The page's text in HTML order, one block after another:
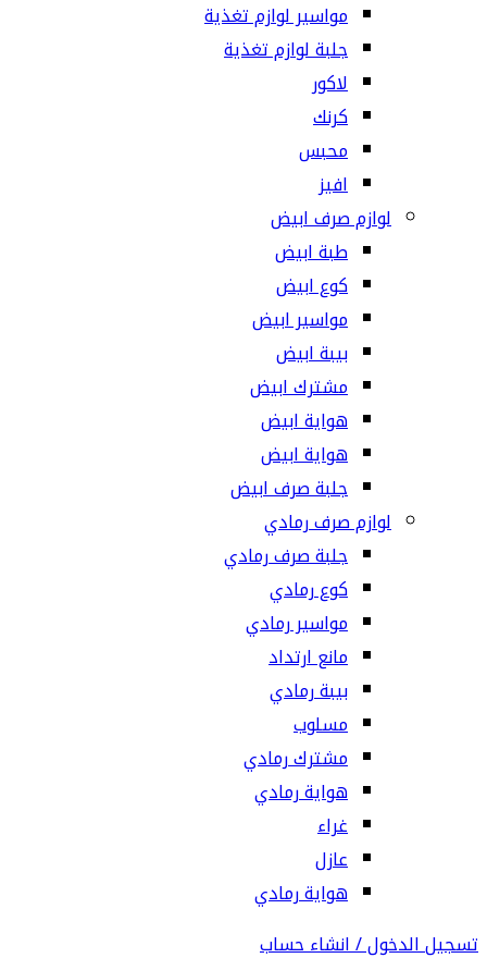
مواسير لوازم تغذية
جلبة لوازم تغذية
لاكور
كرنك
محبس
افيز
لوازم صرف ابيض
طبة ابيض
كوع ابيض
مواسير ابيض
بيبة ابيض
مشترك ابيض
هواية ابيض
هواية ابيض
جلبة صرف ابيض
لوازم صرف رمادي
جلبة صرف رمادي
كوع رمادي
مواسير رمادي
مانع ارتداد
بيبة رمادي
مسلوب
مشترك رمادي
هواية رمادي
غراء
عازل
هواية رمادي
تسجيل الدخول / انشاء حساب